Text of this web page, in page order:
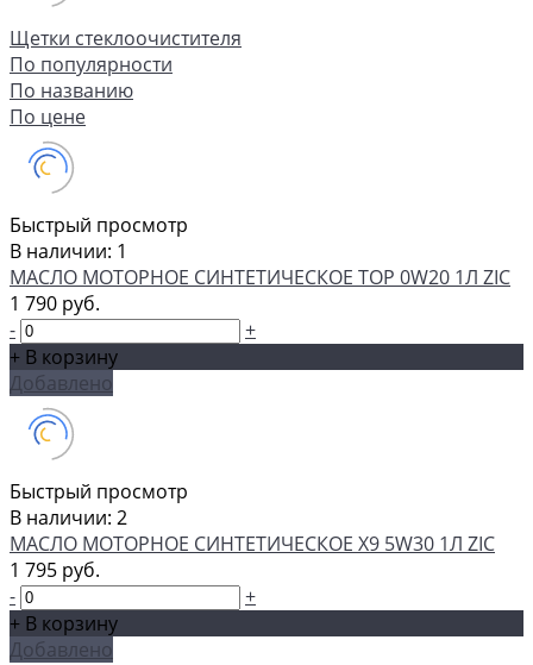
Щетки стеклоочистителя
По популярности
По названию
По цене
Быстрый просмотр
В наличии: 1
МАСЛО МОТОРНОЕ СИНТЕТИЧЕСКОЕ TOP 0W20 1Л ZIC
1 790 руб.
-
+
+ В корзину
Добавлено
Быстрый просмотр
В наличии: 2
МАСЛО МОТОРНОЕ СИНТЕТИЧЕСКОЕ X9 5W30 1Л ZIC
1 795 руб.
-
+
+ В корзину
Добавлено